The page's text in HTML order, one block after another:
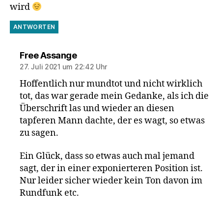
wird
ANTWORTEN
Free Assangesagt:
27. Juli 2021 um 22:42 Uhr
Hoffentlich nur mundtot und nicht wirklich
tot, das war gerade mein Gedanke, als ich die
Überschrift las und wieder an diesen
tapferen Mann dachte, der es wagt, so etwas
zu sagen.
Ein Glück, dass so etwas auch mal jemand
sagt, der in einer exponierteren Position ist.
Nur leider sicher wieder kein Ton davon im
Rundfunk etc.